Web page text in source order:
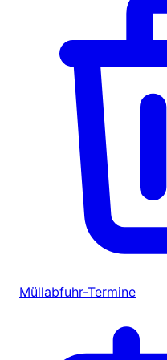
Müllabfuhr-Termine